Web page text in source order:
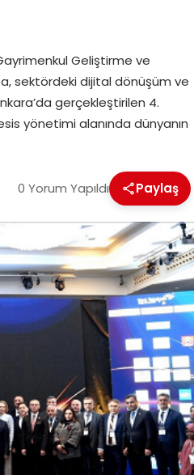
Geliştirme ve
sektördeki dijital dönüşüm ve
gerçekleştirilen 4.
yönetimi alanında dünyanın
0 Yorum Yapıldı Paylaş